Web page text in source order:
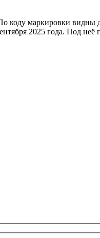
коду маркировки
2025 года. Под